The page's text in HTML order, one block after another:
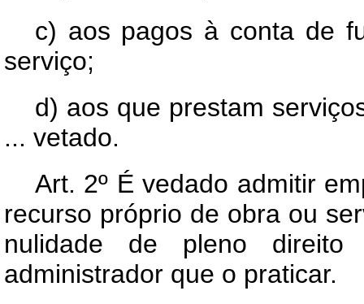
c) aos pagos à conta de
serviço;
d) aos que prestam
... vetado.
Art. 2º É vedado admitir
recurso próprio de obra ou
nulidade de pleno
administrador que o praticar.